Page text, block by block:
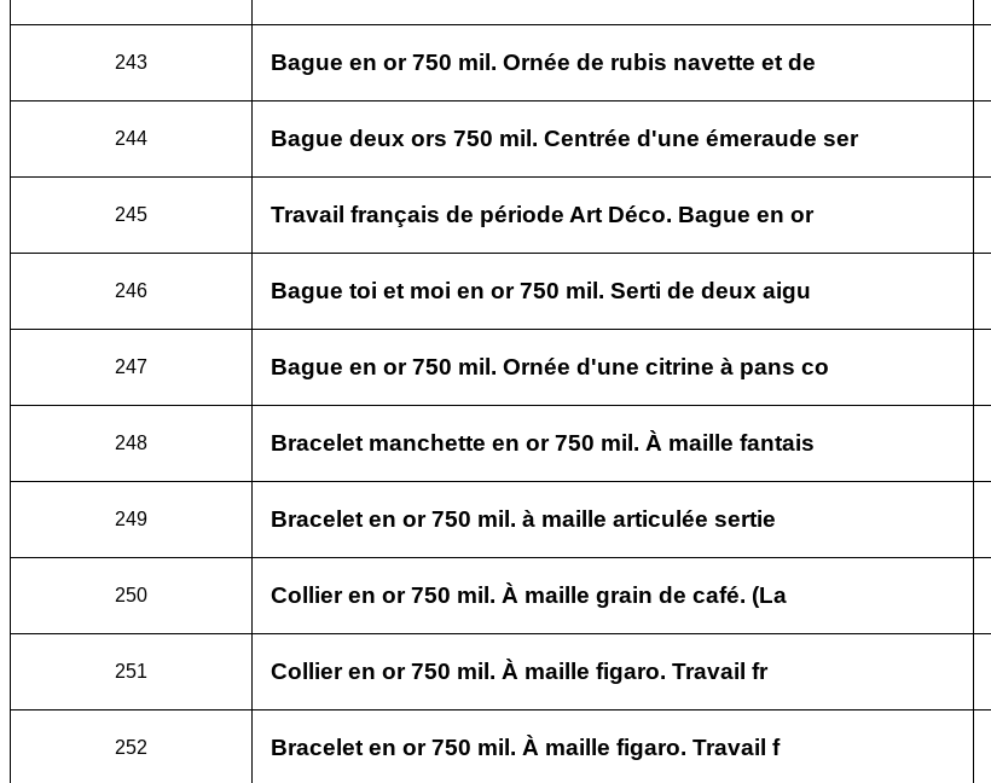
243 Bague en or 750 mil. Ornée de rubis navette et de
244 Bague deux ors 750 mil. Centrée d'une émeraude ser
245 Travail français de période Art Déco. Bague en or
246 Bague toi et moi en or 750 mil. Serti de deux aigu
247 Bague en or 750 mil. Ornée d'une citrine à pans co
248 Bracelet manchette en or 750 mil. À maille fantais
249 Bracelet en or 750 mil. à maille articulée sertie
250 Collier en or 750 mil. À maille grain de café. (La
251 Collier en or 750 mil. À maille figaro. Travail fr
252 Bracelet en or 750 mil. À maille figaro. Travail f